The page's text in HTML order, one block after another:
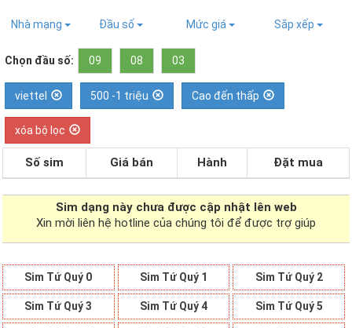
Nhà mạng Đầu số Mức giá Sắp xếp
Chọn đầu số: 09 08 03
viettel 500 -1 triệu Cao đến thấp
xóa bộ lọc
Số sim Giá bán Hành Đặt mua
Sim dạng này chưa được cập nhật lên web
Xin mời liên hệ hotline của chúng tôi để được trợ giúp
Sim Tứ Quý 0 Sim Tứ Quý 1 Sim Tứ Quý 2
Sim Tứ Quý 3 Sim Tứ Quý 4 Sim Tứ Quý 5